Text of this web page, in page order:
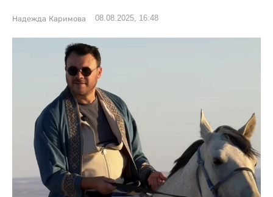
Надежда Каримова 08.08.2025, 16:48